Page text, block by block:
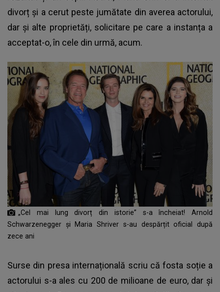
divorț și a cerut peste jumătate din averea actorului,
dar și alte proprietăți, solicitare pe care a instanța a
acceptat-o, în cele din urmă, acum.
„Cel mai lung divorț din istorie” s-a încheiat! Arnold
Schwarzenegger și Maria Shriver s-au despărțit oficial după
zece ani
Surse din presa internațională scriu că fosta soție a
actorului s-a ales cu 200 de milioane de euro, dar și